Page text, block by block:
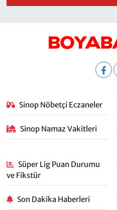
Sinop Nöbetçi Eczaneler
Sinop Namaz Vakitleri
Süper Lig Puan Durumu
ve Fikstür
Son Dakika Haberleri